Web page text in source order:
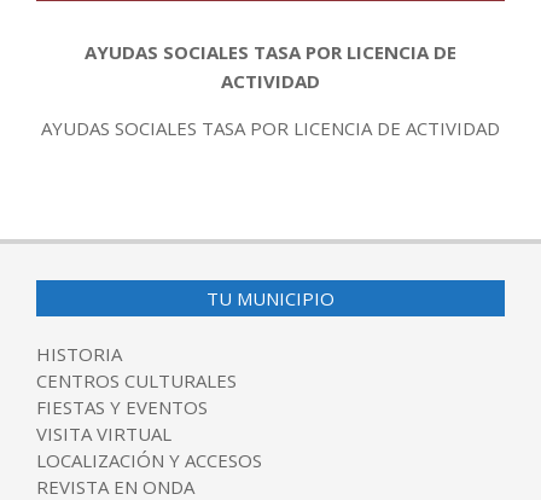
AYUDAS SOCIALES TASA POR LICENCIA DE
ACTIVIDAD
AYUDAS SOCIALES TASA POR LICENCIA DE ACTIVIDAD
TU MUNICIPIO
HISTORIA
CENTROS CULTURALES
FIESTAS Y EVENTOS
VISITA VIRTUAL
LOCALIZACIÓN Y ACCESOS
REVISTA EN ONDA